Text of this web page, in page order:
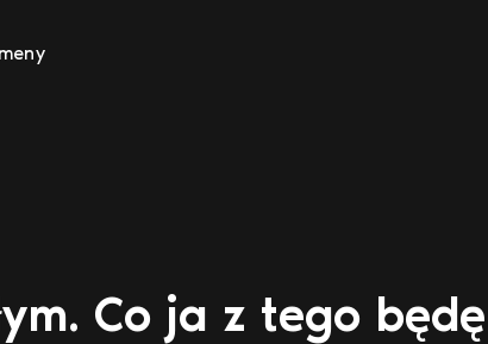
Co ja z tego będę